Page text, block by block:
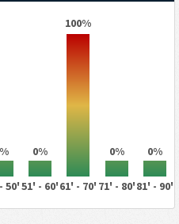
0%
100%
0% 0%
50'51' - 60'61' - 70' 71' - 80'81' - 90'